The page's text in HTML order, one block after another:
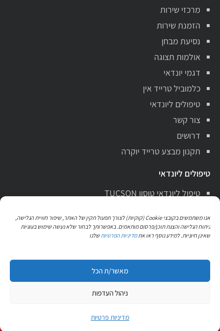
אנו משתמשים בקובצי Cookie (קוקיות) לצורך תפעול תקין של האתר, שיפור חוויית הגלישה,
ניתוח הגלישה והצגת תוכן/פרסום מותאמים. באפשרותך לבחור שלא נעשה שימוש בעוגיות
שאינן חיוניות. למידע נוסף ראו אתמדיניות הפרטיותשלנו
מאשר/ת הכל
ניהול העדפות
מרכזי שירות
הזמנת שירות
נסיעת מבחן
אולמות תצוגה
דגמי יונדאי
כלמוביל טרייד אין
טיפולים ליונדאי
צור קשר
דרושים
תקנון מבצע טרייד יוקרה
טיפולים ליונדאי
טיפול ליונדאי טוסון TUCSON
טיפול ליונדאי i10
טיפול ליונדאי i20
קידום אתרים אורגני לעסקים בגוגל UD Studio